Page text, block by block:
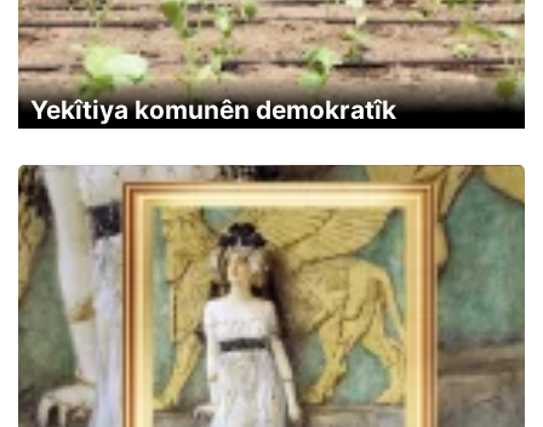
Yekîtiya komunên demokratîk